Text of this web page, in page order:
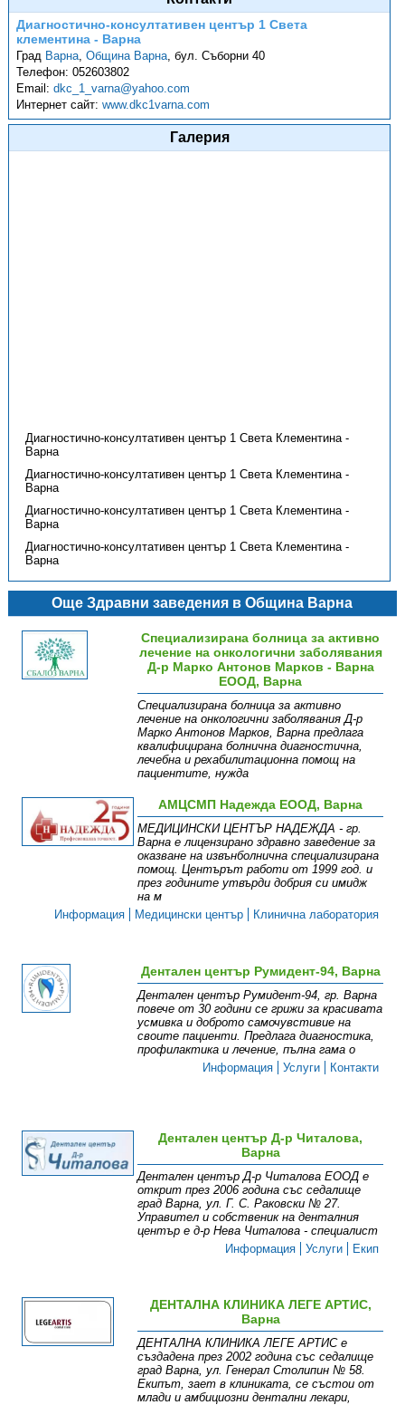
Диагностично-консултативен център 1 Света
клементина - Варна
Град Варна ,Община Варна ,бул. Съборни 40
Телефон:052603802
Email:dkc_1_varna@yahoo.com
Интернет сайт:www.dkc1varna.com
Галерия
Диагностично-консултативен център 1 Света Клементина -
Варна
Диагностично-консултативен център 1 Света Клементина -
Варна
Диагностично-консултативен център 1 Света Клементина -
Варна
Диагностично-консултативен център 1 Света Клементина -
Варна
Още Здравни заведения в Община Варна
Специализирана болница за активно
лечение на онкологични заболявания
Д-р Марко Антонов Марков - Варна
ЕООД, Варна
Специализирана болница за активно
лечение на онкологични заболявания Д-р
Марко Антонов Марков, Варна предлага
квалифицирана болнична диагностична,
лечебна и рехабилитационна помощ на
пациентите, нужда
АМЦСМП Надежда ЕООД, Варна
МEДИЦИНСКИ ЦЕНТЪР НАДЕЖДА - гр.
Варна е лицензирано здравно заведение за
оказване на извънболнична специализирана
помощ. Центърът работи от 1999 год. и
през годините утвърди добрия си имидж
на м
Информация
Медицински център Клинична лаборатория
Дентален център Румидент-94, Варна
Дентален център Румидент-94, гр. Варна
повече от 30 години се грижи за красивата
усмивка и доброто самочувстивие на
своите пациенти. Предлага диагностика,
профилактика и лечение, пълна гама о
Информация
Услуги Контакти
Дентален център Д-р Читалова,
Варна
Дентален център Д-р Читалова ЕООД е
открит през 2006 година със седалище
град Варна, ул. Г. С. Раковски № 27.
Управител и собственик на денталния
център е д-р Нева Читалова - специалист
Информация
Услуги Екип
ДЕНТАЛНА КЛИНИКА ЛЕГЕ АРТИС,
Варна
ДЕНТАЛНА КЛИНИКА ЛЕГЕ АРТИС е
създадена през 2002 година със седалище
град Варна, ул. Генерал Столипин № 58.
Екипът, зает в клиниката, се състои от
млади и амбициозни дентални лекари,